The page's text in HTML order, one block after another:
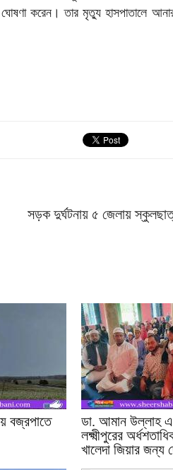
করেন। তার মৃত্যু হাসপাতালে
সড়ক দুর্ঘটনায় ৫ জেলায়
বজ্রপাতে
ডা. আমান উল্লাহ
লক্ষ্মীপুরের
খালেদা জিয়ার জন্য